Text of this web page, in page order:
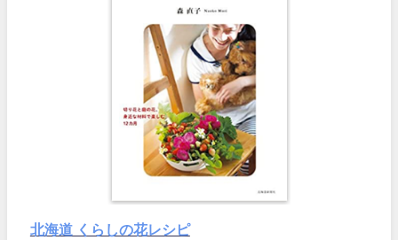
北海道 くらしの花レシピ